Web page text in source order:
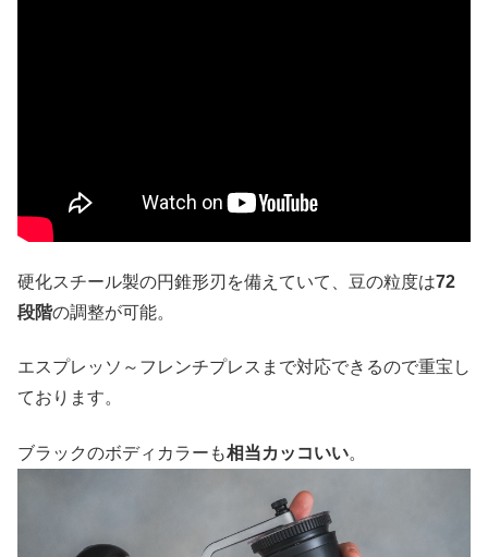
硬化スチール製の円錐形刃を備えていて、豆の粒度は72
段階の調整が可能。
エスプレッソ～フレンチプレスまで対応できるので重宝し
ております。
ブラックのボディカラーも相当カッコいい。